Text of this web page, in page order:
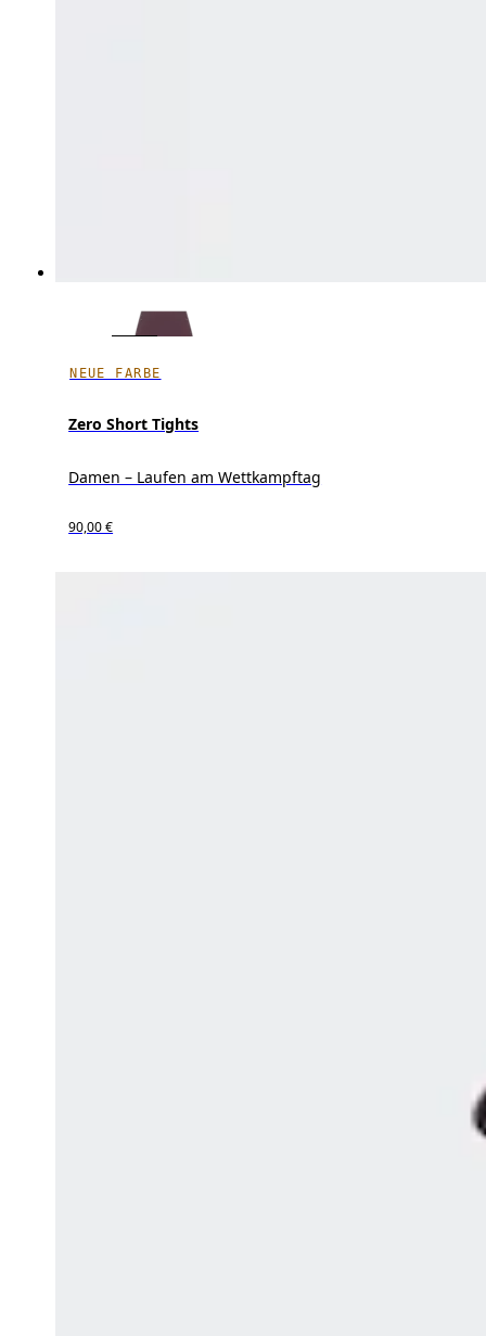
NEUE FARBE
Zero Short Tights
Damen – Laufen am Wettkampftag
90,00 €